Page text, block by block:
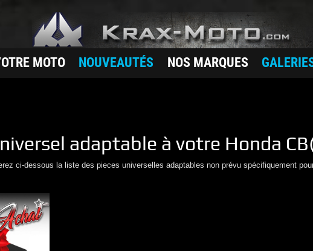
MOTO NOUVEAUTÉS NOS MARQUES
adaptable à votre Honda
ci-dessous la liste des pieces universelles adaptables non prévu spécifiquement